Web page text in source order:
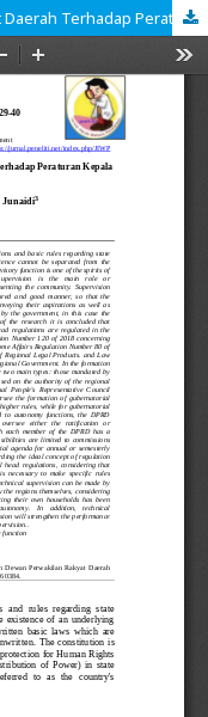
Pengawasan Dewan Perwakilan Rakyat Daerah Terhadap Peraturan Kepala Daerah